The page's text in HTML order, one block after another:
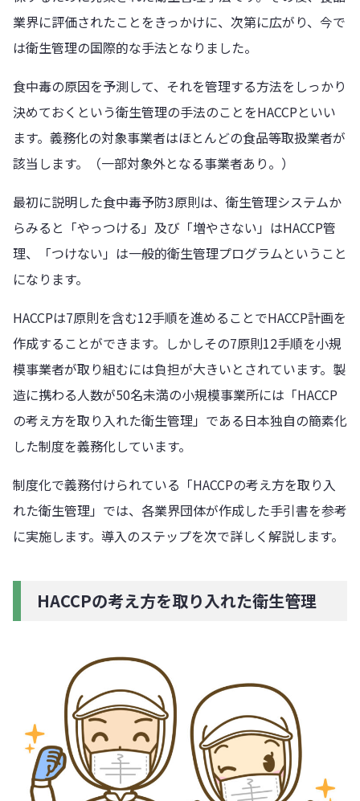
業界に評価されたことをきっかけに、次第に広がり、今で
は衛生管理の国際的な手法となりました。
食中毒の原因を予測して、それを管理する方法をしっかり
決めておくという衛生管理の手法のことをHACCPといい
ます。義務化の対象事業者はほとんどの食品等取扱業者が
該当します。（一部対象外となる事業者あり。）
最初に説明した食中毒予防3原則は、衛生管理システムか
らみると「やっつける」及び「増やさない」はHACCP管
理、「つけない」は一般的衛生管理プログラムということ
になります。
HACCPは7原則を含む12手順を進めることでHACCP計画を
作成することができます。しかしその7原則12手順を小規
模事業者が取り組むには負担が大きいとされています。製
造に携わる人数が50名未満の小規模事業所には「HACCP
の考え方を取り入れた衛生管理」である日本独自の簡素化
した制度を義務化しています。
制度化で義務付けられている「HACCPの考え方を取り入
れた衛生管理」では、各業界団体が作成した手引書を参考
に実施します。導入のステップを次で詳しく解説します。
HACCPの考え方を取り入れた衛生管理